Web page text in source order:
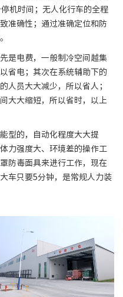
机时间；无人化行车的全程
准确性；通过准确定位和防
是电费，一般制冷空间越集
省电；其次在系统辅助下的
人员大大减少，所以省人；
大大缩短，所以省时，以上
型的，自动化程度大大提
力强度大、环境差的操作工
防毒面具来进行工作，现在
车只要5分钟，是常规人力装